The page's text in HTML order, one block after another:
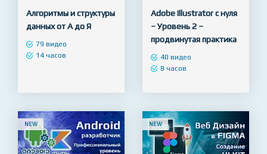
Premium-PLUS
    
     5
Алгоритмы и структуры
данных от А до Я
Premium
   
   
Adobe Illustrator с нуля
– Уровень 2 –
продвинутая практика